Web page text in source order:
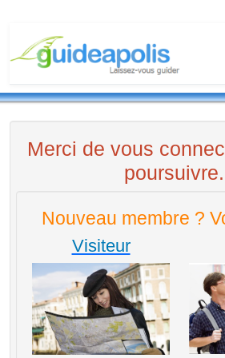
Merci de vous
Nouveau membre ?
Visiteur